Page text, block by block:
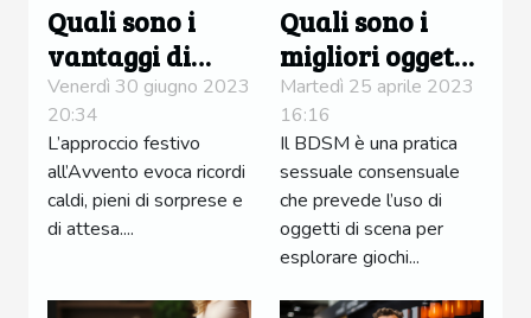
Quali sono i
vantaggi di
creare il
proprio
calendario
dell'Avvento ?
Venerdì 30 giugno 2023
20:34
L’approccio festivo
all’Avvento evoca ricordi
caldi, pieni di sorprese e
di attesa....
Quali sono i
migliori oggetti
di scena BDSM
per i giochi di
ruolo ?
Martedì 25 aprile 2023
16:16
Il BDSM è una pratica
sessuale consensuale
che prevede l’uso di
oggetti di scena per
esplorare giochi...